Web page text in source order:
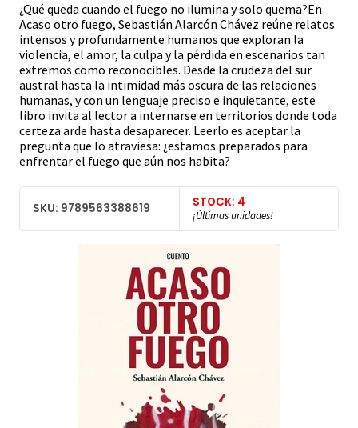
¿Qué queda cuando el fuego no ilumina y solo quema?En
Acaso otro fuego, Sebastián Alarcón Chávez reúne relatos
intensos y profundamente humanos que exploran la
violencia, el amor, la culpa y la pérdida en escenarios tan
extremos como reconocibles. Desde la crudeza del sur
austral hasta la intimidad más oscura de las relaciones
humanas, y con un lenguaje preciso e inquietante, este
libro invita al lector a internarse en territorios donde toda
certeza arde hasta desaparecer. Leerlo es aceptar la
pregunta que lo atraviesa: ¿estamos preparados para
enfrentar el fuego que aún nos habita?
SKU: 9789563388619 STOCK: 4
¡Últimas unidades!